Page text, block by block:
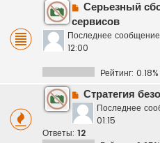
Серьезный
сервисов
Последнее сообщение
12:00
Рейтинг: 0.18%
Стратегия
Последнее
01:15
Ответы: 12